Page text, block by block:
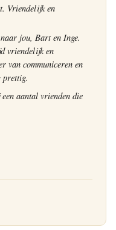
Vriendelijk en
jou, Bart en Inge.
vriendelijk en
van communiceren en
prettig.
aantal vrienden die